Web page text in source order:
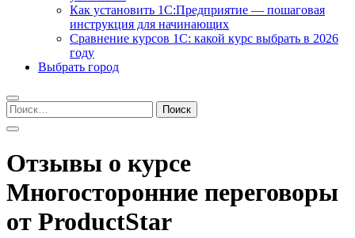
Как установить 1С:Предприятие — пошаговая
инструкция для начинающих
Сравнение курсов 1С: какой курс выбрать в 2026
году
Выбрать город
Найти:
Отзывы о курсе
Многосторонние переговоры
от ProductStar